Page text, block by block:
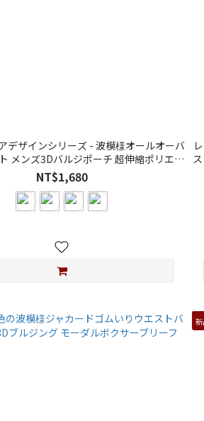
デザインシリーズ - 波模様オールオーバ
メンズ3Dバルジポーチ 超伸縮ポリエス
テルボクサーブリーフ
NT$1,680